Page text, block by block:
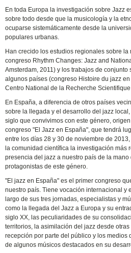
En toda Europa la investigación sobre Jazz
sobre todo desde que la musicología y la
ocuparse sistemáticamente desde la
populares urbanas.
Han crecido los estudios regionales sobre
congreso Rhythm Changes: Jazz and
Amsterdam, 2011) y los trabajos de conjunto
algunos países (congreso Histoire du jazz
Centro National de la Recherche Scientifique
En España, a diferencia de otros países
sobre la llegada y el desarrollo del jazz
siglo que convivimos con este género,
congreso "El Jazz en España", que tendrá
entre los días 28 y 30 de noviembre de
la comunidad científica la investigación más
presencia del jazz a nuestro país de la
protagonistas de este género.
"El jazz en España" es el primer congreso
nuestro país. Tiene vocación internacional y
largo de sus tres jornadas, especialistas y
como la llegada del Jazz a Europa y su
siglo XX, las peculiaridades de su
territorios, la asimilación del jazz desde
recepción por parte del público y los medios
de algunos músicos destacados en su